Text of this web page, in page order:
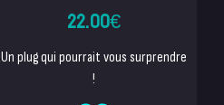
22.00€
Un plug qui pourrait vous surprendre
!